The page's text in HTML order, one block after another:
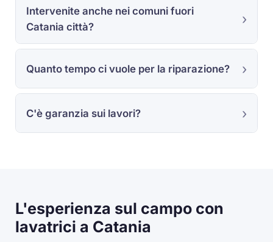
Intervenite anche nei comuni fuori
Catania città?
Quanto tempo ci vuole per la riparazione?
C'è garanzia sui lavori?
L'esperienza sul campo con
lavatrici a Catania